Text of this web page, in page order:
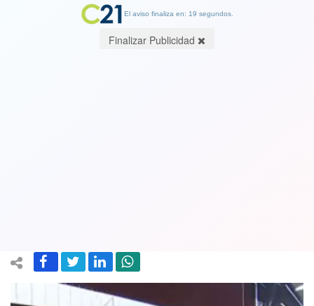
El aviso finaliza en: 19 segundos.
Finalizar Publicidad